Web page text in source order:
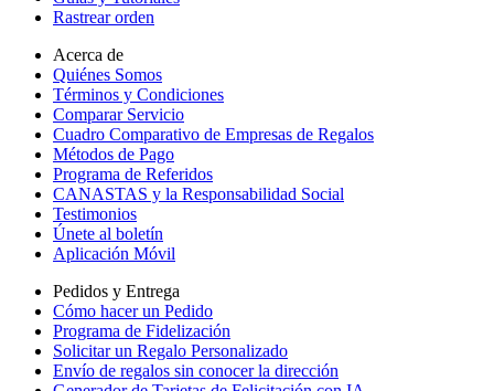
Rastrear orden
Acerca de
Quiénes Somos
Términos y Condiciones
Comparar Servicio
Cuadro Comparativo de Empresas de Regalos
Métodos de Pago
Programa de Referidos
CANASTAS y la Responsabilidad Social
Testimonios
Únete al boletín
Aplicación Móvil
Pedidos y Entrega
Cómo hacer un Pedido
Programa de Fidelización
Solicitar un Regalo Personalizado
Envío de regalos sin conocer la dirección